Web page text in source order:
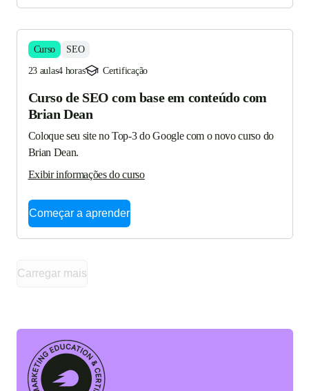
Curso SEO
23 aulas4 horas Certificação
Curso de SEO com base em conteúdo com
Brian Dean
Coloque seu site no Top-3 do Google com o novo curso do
Brian Dean.
Exibir informações do curso
Começar a aprender
Carregar mais